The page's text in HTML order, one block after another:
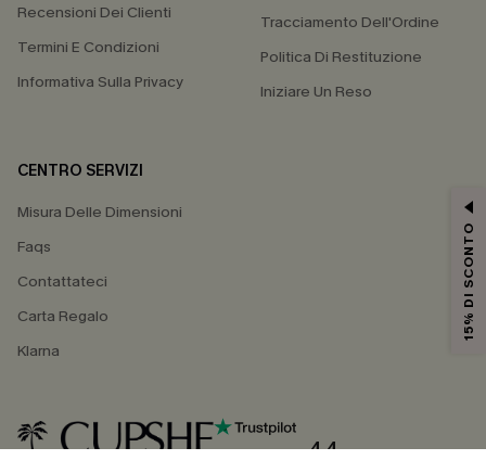
Recensioni Dei Clienti
Termini E Condizioni
Informativa Sulla Privacy
Tracciamento Dell'Ordine
Politica Di Restituzione
Iniziare Un Reso
CENTRO SERVIZI
Misura Delle Dimensioni
Faqs
Contattateci
Carta Regalo
Klarna
4.4
15% DI SCONTO